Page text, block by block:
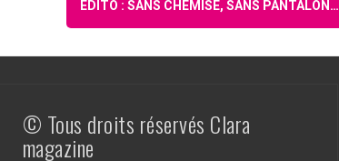
ÉDITO : SANS CHEMISE, SANS PANTALON…
© Tous droits réservés Clara
magazine